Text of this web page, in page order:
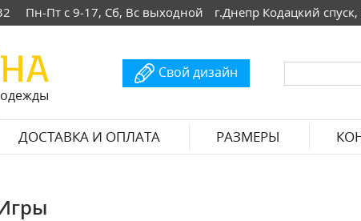
Пн-Пт с 9-17, Сб, Вс выходной г.Днепр Кодацкий спуск,
Свой дизайн
ДОСТАВКА И ОПЛАТА РАЗМЕРЫ